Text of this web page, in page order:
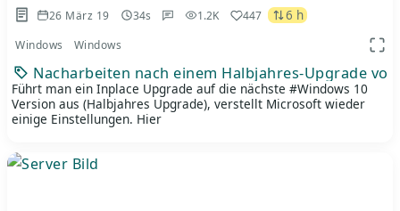
26 März 19 34s 1.2K 447 6 h
Windows Windows
Nacharbeiten nach einem Halbjahres-Upgrade
Führt man ein Inplace Upgrade auf die nächste #Windows 10
Version aus (Halbjahres Upgrade), verstellt Microsoft wieder
einige Einstellungen. Hier